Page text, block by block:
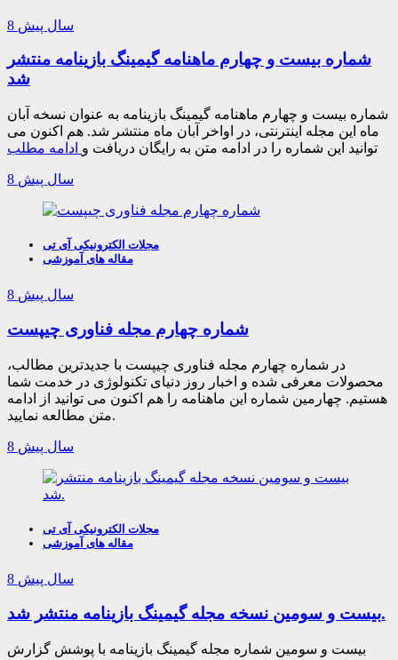
8 سال پیش
شماره بیست و چهارم ماهنامه گیمینگ بازینامه منتشر
شد
شماره بیست و چهارم ماهنامه گیمینگ بازینامه به عنوان نسخه آبان
ماه این مجله اینترنتی، در اواخر آبان ماه منتشر شد. هم اکنون می
توانید این شماره را در ادامه متن به رایگان دریافت و ادامه مطلب
8 سال پیش
مجلات الکترونیکی آی تی
مقاله های آموزشی
8 سال پیش
شماره چهارم مجله فناوری چیپست
در شماره چهارم مجله فناوری چیپست با جدیدترین مطالب،
محصولات معرفی شده و اخبار روز دنیای تکنولوژی در خدمت شما
هستیم. چهارمین شماره این ماهنامه را هم اکنون می توانید از ادامه
متن مطالعه نمایید.
8 سال پیش
مجلات الکترونیکی آی تی
مقاله های آموزشی
8 سال پیش
بیست و سومین نسخه مجله گیمینگ بازینامه منتشر شد.
بیست و سومین شماره مجله گیمینگ بازینامه با پوشش گزارش